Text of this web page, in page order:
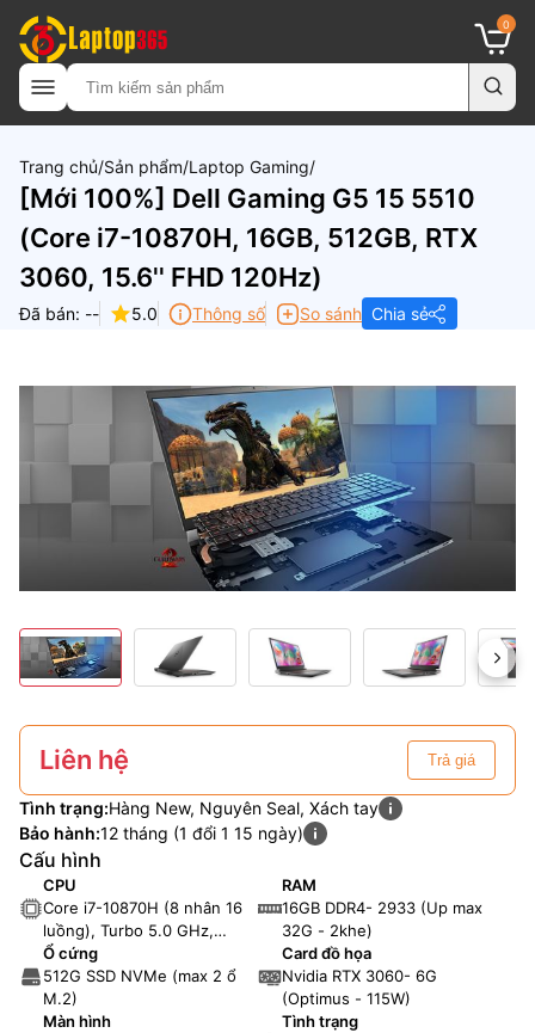
0
Trang chủ Sản phẩm Laptop Gaming
[Mới 100%] Dell Gaming G5 15 5510
(Core i7-10870H, 16GB, 512GB, RTX
3060, 15.6'' FHD 120Hz)
Đã bán: -- 5.0 Thông số So sánh Chia sẻ
Liên hệ Trả giá
Tình trạng:Hàng New, Nguyên Seal, Xách tay
Bảo hành:12 tháng (1 đổi 1 15 ngày)
Cấu hình
CPU
Core i7-10870H (8 nhân 16
luồng), Turbo 5.0 GHz,
16MB Cache
RAM
16GB DDR4- 2933 (Up max
32G - 2khe)
Ổ cứng
512G SSD NVMe (max 2 ổ
M.2)
Card đồ họa
Nvidia RTX 3060- 6G
(Optimus - 115W)
Màn hình
Tình trạng